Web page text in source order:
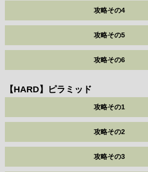
攻略その4
攻略その5
攻略その6
【HARD】ピラミッド
攻略その1
攻略その2
攻略その3